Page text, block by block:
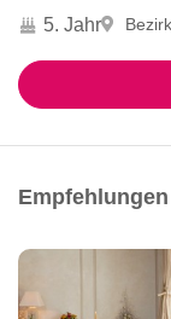
5. Jahr
Empfehlungen